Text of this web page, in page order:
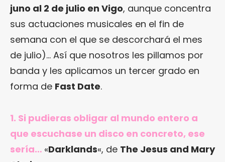
juno al 2 de julio en Vigo, aunque concentra
sus actuaciones musicales en el fin de
semana con el que se descorchará el mes
de julio)… Así que nosotros les pillamos por
banda y les aplicamos un tercer grado en
forma de Fast Date.
1. Si pudieras obligar al mundo entero a
que escuchase un disco en concreto, ese
sería… «Darklands«, de The Jesus and Mary